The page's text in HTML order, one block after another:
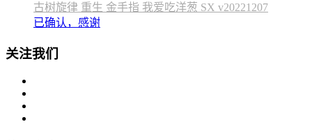
古树旋律 重生 金手指 我爱吃洋葱 SX v20221207
已确认，感谢
关注我们